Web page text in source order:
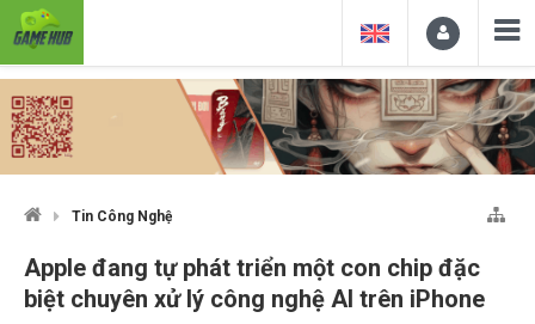
Tin Công Nghệ
Apple đang tự phát triển một con chip đặc
biệt chuyên xử lý công nghệ AI trên iPhone